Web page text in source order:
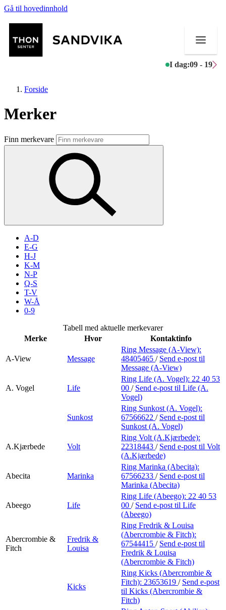
Gå til hovedinnhold
I dag:09 - 19
Butikker
Mat og drikke
Aktiviteter
Merker
Inspirasjon
Søk
Åpningstider
Praktisk informasjon
Min Shopping-app
Forside
Merker
Finn merkevare
A-D
E-G
H-J
K-M
N-P
Q-S
T-V
W-Å
0-9
Tabell med aktuelle merkevarer
Merke
Hvor Kontaktinfo
A-View Message
Ring Message (A-View):
48405465 / Send e-post til
Message (A-View)
A. Vogel Life
Ring Life (A. Vogel): 22 40 53
00 / Send e-post til Life (A.
Vogel)
Sunkost
Ring Sunkost (A. Vogel):
67566622 / Send e-post til
Sunkost (A. Vogel)
A.Kjærbede Volt
Ring Volt (A.Kjærbede):
22318443 / Send e-post til Volt
(A.Kjærbede)
Abecita Marinka
Ring Marinka (Abecita):
67566233 / Send e-post til
Marinka (Abecita)
Abeego Life
Ring Life (Abeego): 22 40 53
00 / Send e-post til Life
(Abeego)
Abercrombie &
Fitch
Fredrik &
Louisa
Ring Fredrik & Louisa
(Abercrombie & Fitch):
67544415 / Send e-post til
Fredrik & Louisa
(Abercrombie & Fitch)
Kicks
Ring Kicks (Abercrombie &
Fitch): 23653619 / Send e-post
til Kicks (Abercrombie &
Fitch)